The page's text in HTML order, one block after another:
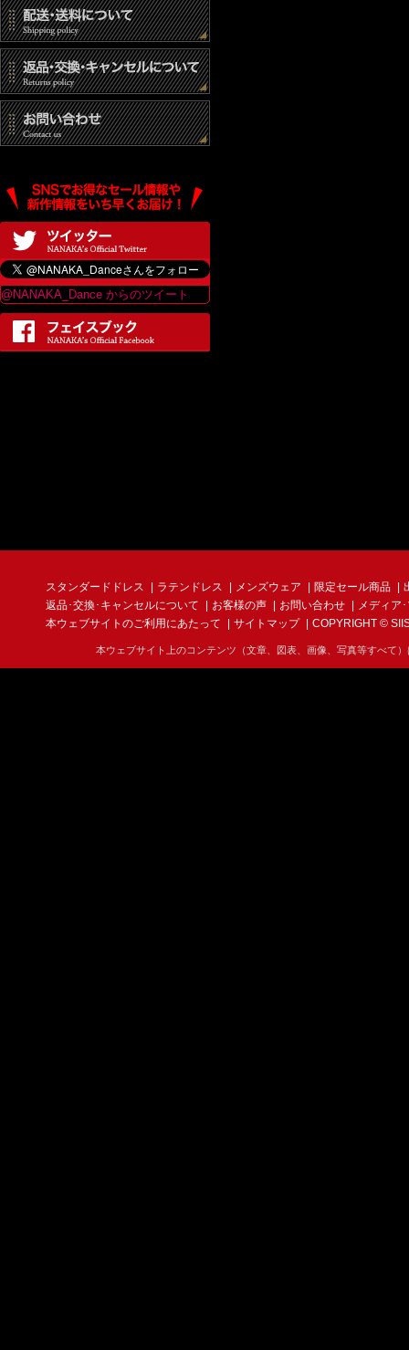
@NANAKA_Dance からのツイート
スタンダードドレス ラテンドレス メンズウェア 限定セール商品
返品･交換･キャンセルについて
お客様の声 お問い合わせ
メディア
本ウェブサイトのご利用にあたって
サイトマップ COPYRIGHT ©
本ウェブサイト上のコンテンツ（文章、図表、画像、写真等すべて